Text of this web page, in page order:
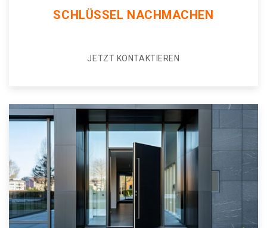
SCHLÜSSEL NACHMACHEN
JETZT KONTAKTIEREN